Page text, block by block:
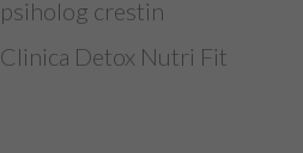
psiholog crestin
Clinica Detox Nutri Fit